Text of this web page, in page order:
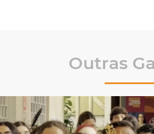
Outras